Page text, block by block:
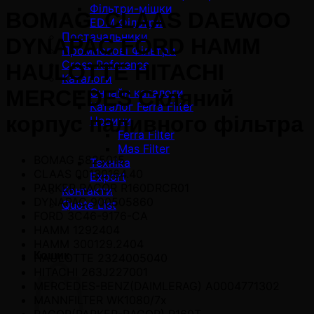
Фільтри-мішки
EDM Фільтри
Постачальники
Промислові Фільтри
Cross Reference
Каталоги
Онлайн каталоги
Каталог Ferra Filter
Новини
Ferra Filter
Mas Filter
Техніка
Export
Контакти
Quote List
BOMAG CLAAS DAEWOO
DYNAPAC FORD HAMM
HAULOTTE HITACHI
MERCEDES Скляний
корпус паливного фільтра
BOMAG 5825015
CLAAS 00130164.40
PARKER RACOR R160DRCR01
DYNAPAC 900505860